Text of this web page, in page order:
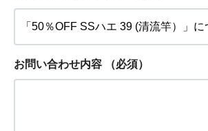
お問い合わせ内容 （必須）